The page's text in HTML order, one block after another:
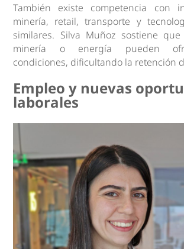
También existe competencia con
minería, retail, transporte y
similares. Silva Muñoz sostiene
minería o energía pueden
condiciones, dificultando la retención
Empleo y nuevas
laborales